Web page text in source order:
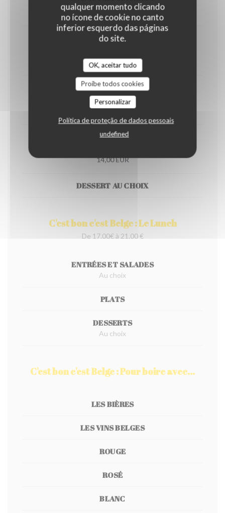
qualquer momento clicando
no ícone de cookie no canto
inferior esquerdo das páginas
do site.
OK, aceitar tudo
Proíbe todos cookies
Personalizar
Política de proteção de dados pessoais
undefined
PLAT AU CHOIX
Boulettes tomate
14,00 EUR
Stoemp saucisse
14,00 EUR
14,00 EUR
DESSERT AU CHOIX
C'est bon c'est Belge : Le Lunch
De 17.00€ à 21.00 €
ENTRÉES ET SALADES
Au choix
PLATS
DESSERTS
Au choix
C'est bon c'est Belge : Pour boire avec...
LES BIÈRES
LES VINS BELGES
ROUGE
ROSÉ
BLANC